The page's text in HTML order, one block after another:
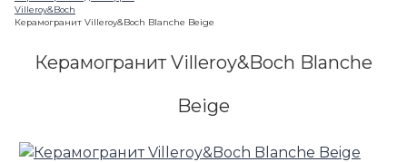
Керамогранит Villeroy&Boch Blanche
Beige